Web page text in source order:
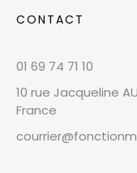
CONTACT
01 69 74 71 10
10 rue Jacqueline
France